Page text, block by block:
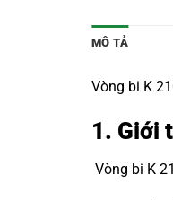
MÔ TẢ
Vòng bi K
1. Giới
Vòng bi K